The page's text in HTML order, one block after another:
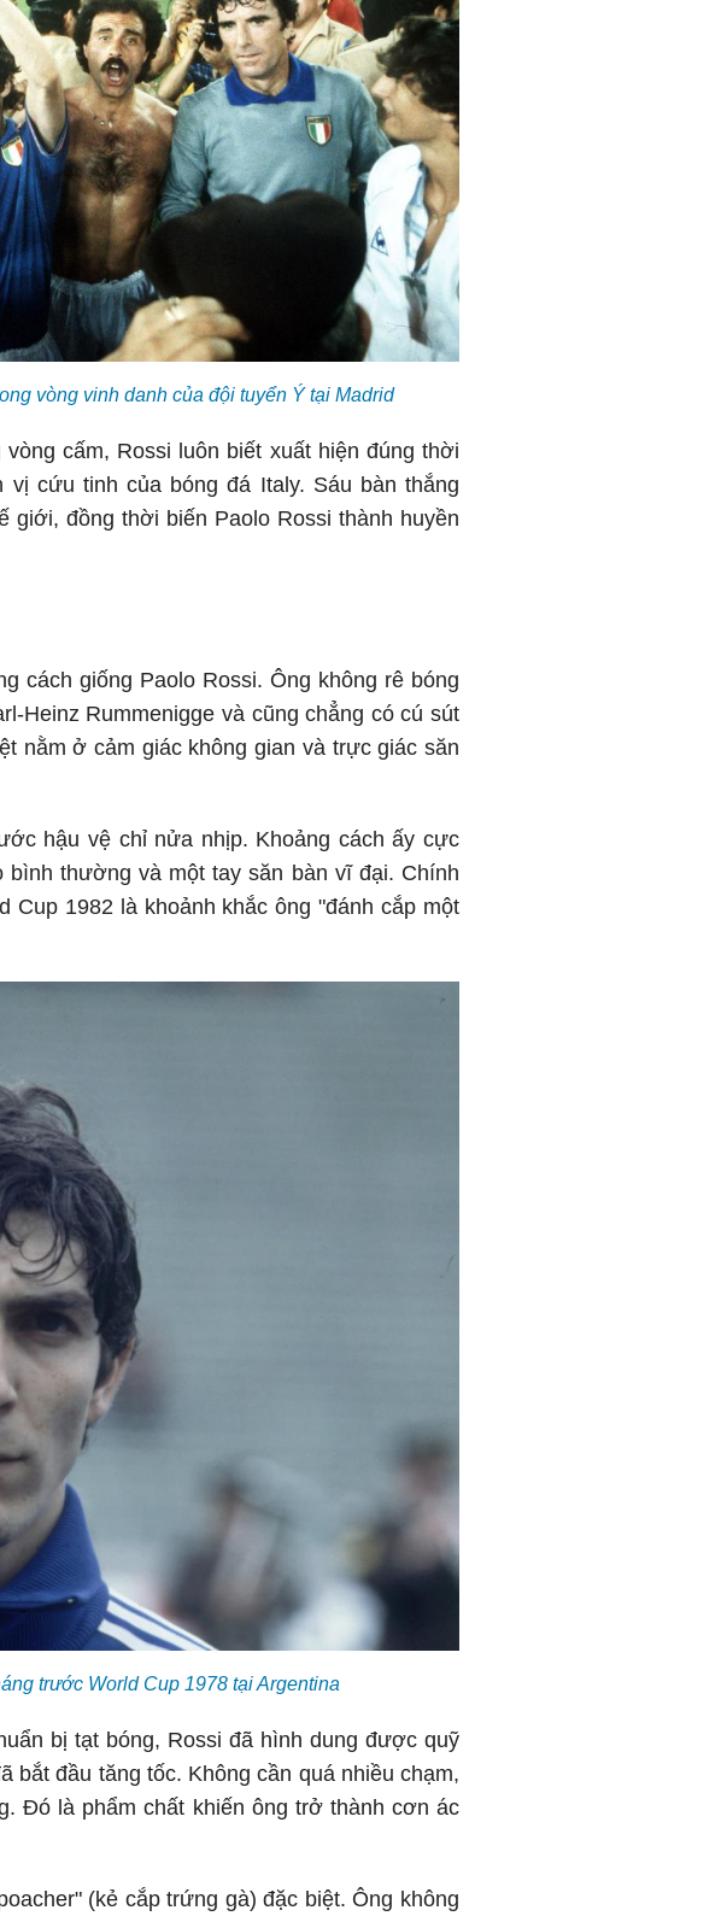
vòng vinh danh của đội tuyển Ý tại Madrid
cấm, Rossi luôn biết xuất hiện đúng thời
cứu tinh của bóng đá Italy. Sáu bàn thắng
giới, đồng thời biến Paolo Rossi thành huyền
cách giống Paolo Rossi. Ông không rê bóng
Heinz Rummenigge và cũng chẳng có cú sút
nằm ở cảm giác không gian và trực giác săn
hậu vệ chỉ nửa nhịp. Khoảng cách ấy cực
thường và một tay săn bàn vĩ đại. Chính
Cup 1982 là khoảnh khắc ông "đánh cắp một
trước World Cup 1978 tại Argentina
bị tạt bóng, Rossi đã hình dung được quỹ
bắt đầu tăng tốc. Không cần quá nhiều chạm,
Đó là phẩm chất khiến ông trở thành cơn ác
(kẻ cắp trứng gà) đặc biệt. Ông không